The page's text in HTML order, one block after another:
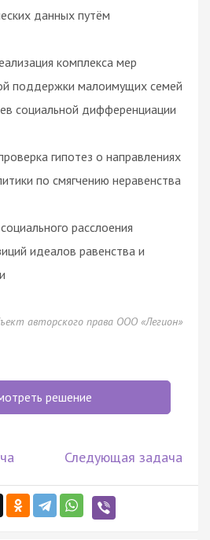
данных путём
комплекса мер
поддержки малоимущих семей
социальной дифференциации
гипотез о направлениях
по смягчению неравенства
расслоения
идеалов равенства и
авторского права ООО «Легион»
решение
Следующая задача